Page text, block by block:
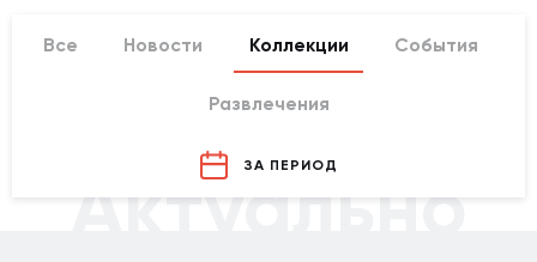
Все Новости Коллекции События
Развлечения
ЗА ПЕРИОД
Актуально